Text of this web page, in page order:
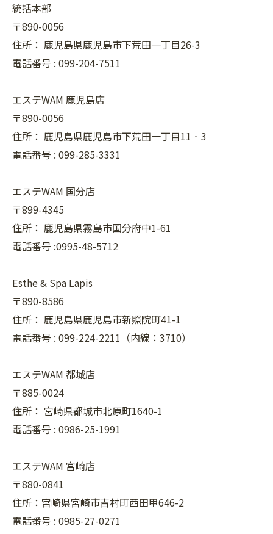
統括本部
〒890-0056
住所： 鹿児島県鹿児島市下荒田一丁目26-3
電話番号 : 099-204-7511
エステWAM 鹿児島店
〒890-0056
住所： 鹿児島県鹿児島市下荒田一丁目11‐3
電話番号 : 099-285-3331
エステWAM 国分店
〒899-4345
住所： 鹿児島県霧島市国分府中1-61
電話番号 :0995-48-5712
Esthe & Spa Lapis
〒890-8586
住所： 鹿児島県鹿児島市新照院町41-1
電話番号 : 099-224-2211（内線：3710）
エステWAM 都城店
〒885-0024
住所： 宮崎県都城市北原町1640-1
電話番号 : 0986-25-1991
エステWAM 宮崎店
〒880-0841
住所：宮崎県宮崎市吉村町西田甲646-2
電話番号 : 0985-27-0271